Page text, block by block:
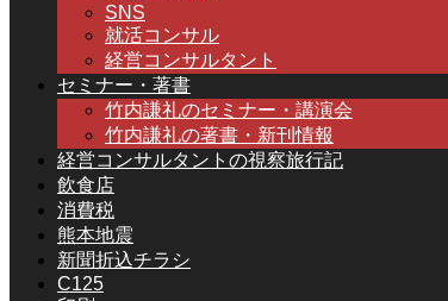
SNS
就活コンサル
経営コンサルタント
セミナー・著書
竹内謙礼のセミナー・講演会
竹内謙礼の著書・新刊情報
経営コンサルタントの視察旅行記
飲食店
消費税
熊本地震
新聞折込チラシ
C125